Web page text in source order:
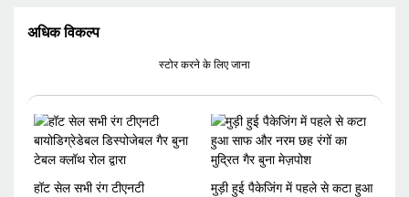
अधिक विकल्प
स्टोर करने के लिए जाना
हॉट सेल सभी रंग टीएनटी
मुड़ी हुई पैकेजिंग में पहले से कटा हुआ